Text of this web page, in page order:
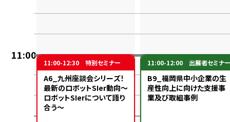
11:00
11:00-12:30 特別セミナー
A6_九州座談会シリーズ！
最新のロボットSIer動向～
ロボットSIerについて語り
合う～
11:00-12:00 出展者セミナー
B9_福岡県中小企業の生
産性向上に向けた支援事
業及び取組事例